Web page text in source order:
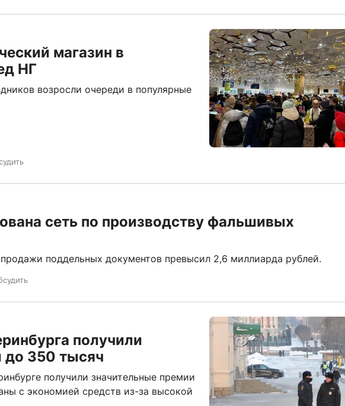
магазин в
НГ
возросли очереди в популярные
сеть по производству фальшивых
поддельных документов превысил 2,6 миллиарда рублей.
получили
до 350 тысяч
получили значительные премии
с экономией средств из-за высокой